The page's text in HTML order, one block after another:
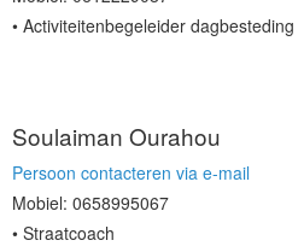
Activiteitenbegeleider dagbesteding
Soulaiman Ourahou
Persoon contacteren via e-mail
Mobiel: 0658995067
Straatcoach